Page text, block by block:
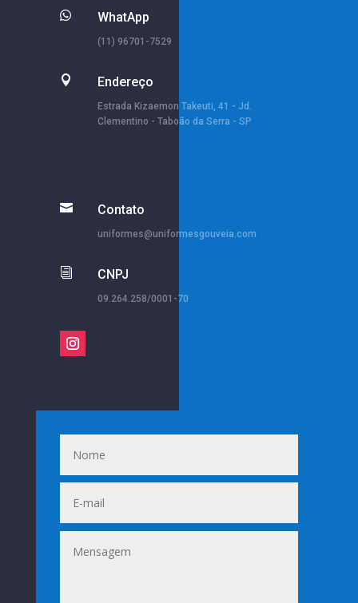
 WhatApp
(11) 96701-7529
 Endereço
Estrada Kizaemon Takeuti, 41 - Jd.
Clementino - Taboão da Serra - SP
 Contato
uniformes@uniformesgouveia.com
i CNPJ
09.264.258/0001-70